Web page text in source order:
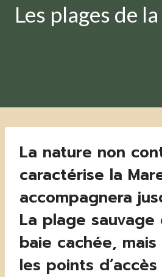
Les plages de
La nature non
caractérise la
accompagnera
La plage
baie cachée,
les points